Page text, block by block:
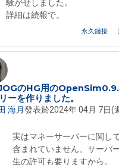
騒がせしました。
詳細は続報で。
永久鏈接
to Shinobar Martinek
のHG用の
ーを作りました。
海月發表於2024年 04月 7日(
実はマネーサーバーに関し
含まれていません。サーバ
生の許可も要りますから。